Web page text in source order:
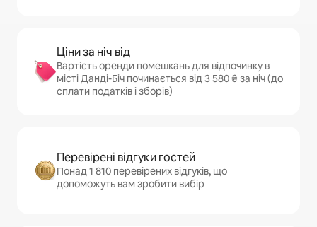
Ціни за ніч від
Вартість оренди помешкань для відпочинку в
місті Данді-Біч починається від 3 580 ₴ за ніч (до
сплати податків і зборів)
Перевірені відгуки гостей
Понад 1 810 перевірених відгуків, що
допоможуть вам зробити вибір